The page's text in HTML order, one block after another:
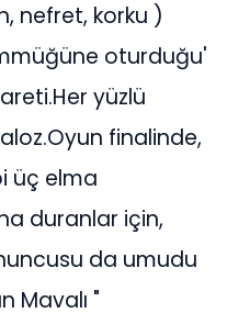
nefret, korku )
oturduğu'
yüzlü
finalinde,
üç elma
duranlar için,
da umudu
Mavalı "